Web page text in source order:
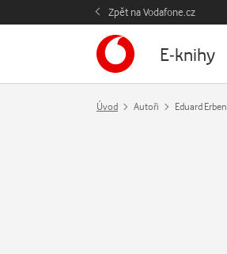
Zpět na Vodafone.cz
E-knihy
Úvod Autoři Eduard Erben